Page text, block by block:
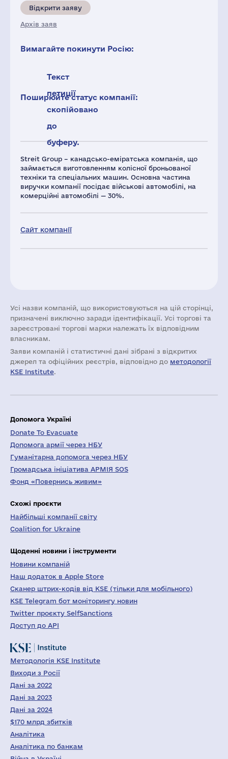
Streit Group – канадсько-еміратська компанія, що
займається виготовленням колісної броньованої
техніки та спеціальних машин. Основна частина
виручки компанії посідає військові автомобілі, на
комерційні автомобілі — 30%.
Сайт компанії
Відкрити заяву
Архів заяв
Вимагайте покинути Росію:
Текст
петиції
скопійовано
до
буферу.
Поширюйте статус компанії:
Усі назви компаній, що використовуються на цій сторінці,
призначені виключно заради ідентифікації. Усі торгові та
зареєстровані торгові марки належать їх відповідним
власникам.
Заяви компаній i статистичні дані зібрані з відкритих
джерел та офіційних реєстрів, відповідно до методології
KSE Institute.
Допомога Україні
Donate To Evacuate
Допомога армії через НБУ
Гуманітарна допомога через НБУ
Громадська ініціатива АРМІЯ SOS
Фонд «Повернись живим»
Схожі проєкти
Найбільші компанії світу
Coalition for Ukraine
Щоденні новини і інструменти
Новини компаній
Наш додаток в Apple Store
Сканер штрих-кодів від KSE (тільки для мобільного)
KSE Telegram бот моніторингу новин
Twitter проєкту SelfSanctions
Доступ до API
Методологія KSE Institute
Виходи з Росії
Дані за 2022
Дані за 2023
Дані за 2024
$170 млрд збитків
Аналітика
Аналітика по банкам